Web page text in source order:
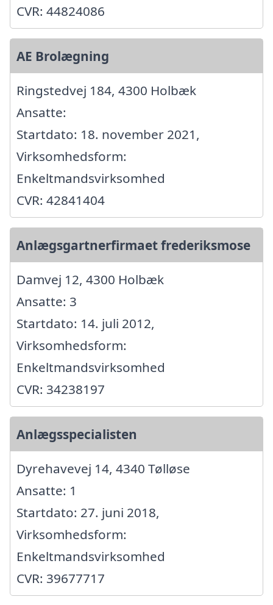
CVR: 44824086
AE Brolægning
Ringstedvej 184, 4300 Holbæk
Ansatte:
Startdato: 18. november 2021,
Virksomhedsform:
Enkeltmandsvirksomhed
CVR: 42841404
Anlægsgartnerfirmaet frederiksmose
Damvej 12, 4300 Holbæk
Ansatte: 3
Startdato: 14. juli 2012,
Virksomhedsform:
Enkeltmandsvirksomhed
CVR: 34238197
Anlægsspecialisten
Dyrehavevej 14, 4340 Tølløse
Ansatte: 1
Startdato: 27. juni 2018,
Virksomhedsform:
Enkeltmandsvirksomhed
CVR: 39677717